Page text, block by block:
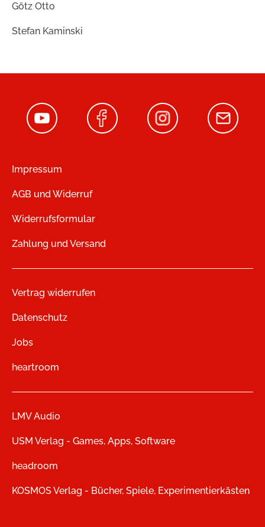
Götz Otto
Stefan Kaminski
Impressum
AGB und Widerruf
Widerrufsformular
Zahlung und Versand
Vertrag widerrufen
Datenschutz
Jobs
heartroom
LMV Audio
USM Verlag - Games, Apps, Software
headroom
KOSMOS Verlag - Bücher, Spiele, Experimentierkästen